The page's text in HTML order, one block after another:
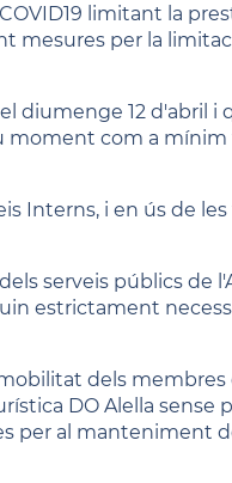
limitant la
mesures per la
12 d'abril i
moment com a
Interns, i en ús de
serveis públics de
estrictament
dels membres
DO Alella sense
per al manteniment